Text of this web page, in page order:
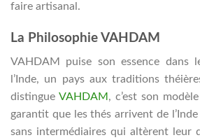
faire artisanal.
La Philosophie VAHDAM
VAHDAM puise son essence dans
l’Inde, un pays aux traditions
distingue VAHDAM , c’est son
garantit que les thés arrivent de
sans intermédiaires qui altèrent leur